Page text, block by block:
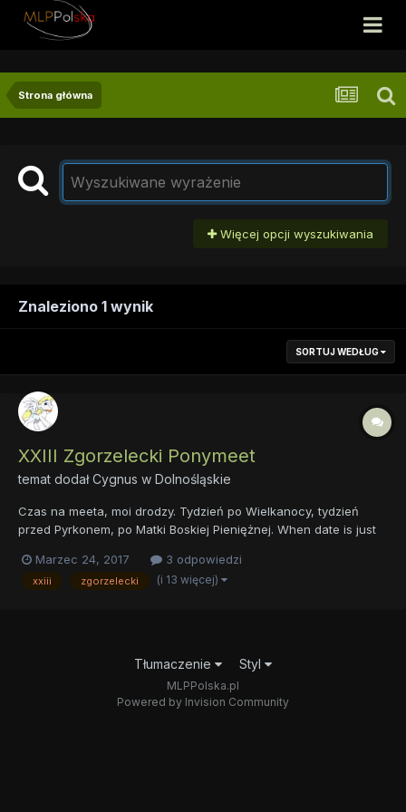
Strona główna
Więcej opcji wyszukiwania
Znaleziono 1 wynik
SORTUJ WEDŁUG
XXIII Zgorzelecki Ponymeet
temat dodałCygnus w Dolnośląskie
Czas na meeta, moi drodzy. Tydzień po Wielkanocy, tydzień
przed Pyrkonem, po Matki Boskiej Pieniężnej. When date is just
https://www.facebook.com/events/903881046417532/
Marzec 24, 2017 3 odpowiedzi
xxiii zgorzelecki (i 13 więcej)
Tłumaczenie Styl
MLPPolska.pl
Powered by Invision Community